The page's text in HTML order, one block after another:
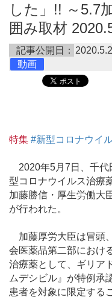
した」!! ～5.7
囲み取材
記事公開日：
動画
特集 #新型コロナウイ
2020年5月7日、千代
型コロナウイルス治療
加藤勝信・厚生労働大
が行われた。
加藤厚労大臣は冒頭
会医薬品第二部におけ
治療薬として、ギリア
ムデシビル』が特例承
患者を対象に限定する